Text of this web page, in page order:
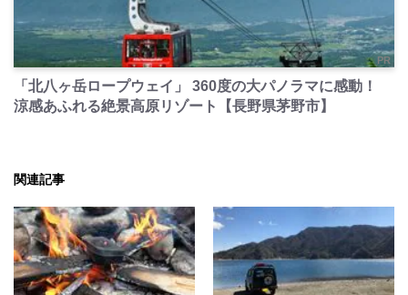
PR
「北八ヶ岳ロープウェイ」 360度の大パノラマに感動！
涼感あふれる絶景高原リゾート【長野県茅野市】
関連記事